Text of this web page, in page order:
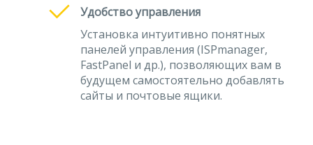
Удобство управления
Установка интуитивно понятных
панелей управления (ISPmanager,
FastPanel и др.), позволяющих вам в
будущем самостоятельно добавлять
сайты и почтовые ящики.